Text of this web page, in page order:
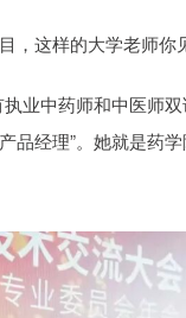
，这样的大学老师你
中药师和中医师双
品经理”。她就是